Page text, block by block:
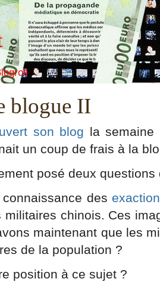
blogue II
son blog la
un coup de frais à la
posé deux
des
militaires chinois. Ces
maintenant que les
de la population ?
position à ce sujet ?